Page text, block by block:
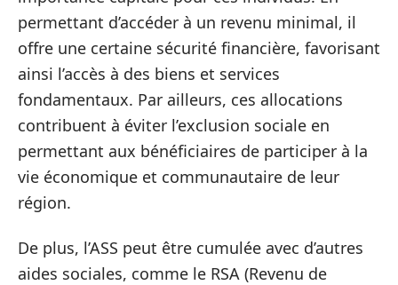
permettant d’accéder à un revenu minimal, il
offre une certaine sécurité financière, favorisant
ainsi l’accès à des biens et services
fondamentaux. Par ailleurs, ces allocations
contribuent à éviter l’exclusion sociale en
permettant aux bénéficiaires de participer à la
vie économique et communautaire de leur
région.
De plus, l’ASS peut être cumulée avec d’autres
aides sociales, comme le RSA (Revenu de